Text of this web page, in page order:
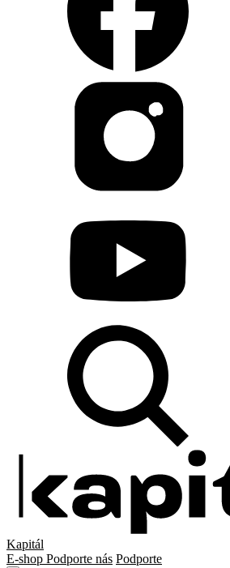
Kapitál
E-shop Podporte nás Podporte